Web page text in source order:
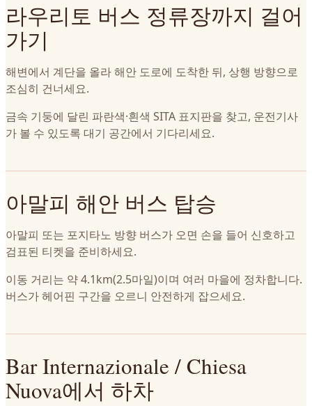
라우리토 버스 정류장까지 걸어
가기
해변에서 계단을 올라 해안 도로에 도착한 뒤, 상행 방향으로
조심히 건너세요.
금속 기둥에 달린 파란색·흰색 SITA 표지판을 찾고, 운전기사
가 볼 수 있도록 대기 공간에서 기다리세요.
아말피 해안 버스 탑승
아말피 또는 포지타노 방향 버스가 오면 손을 들어 신호하고
검표된 티켓을 준비하세요.
이동 거리는 약 4.1km(2.5마일)이며 여러 마을에 정차합니다.
버스가 헤어핀 구간을 오르니 안전하게 잡으세요.
Bar Internazionale / Chiesa
Nuova에서 하차